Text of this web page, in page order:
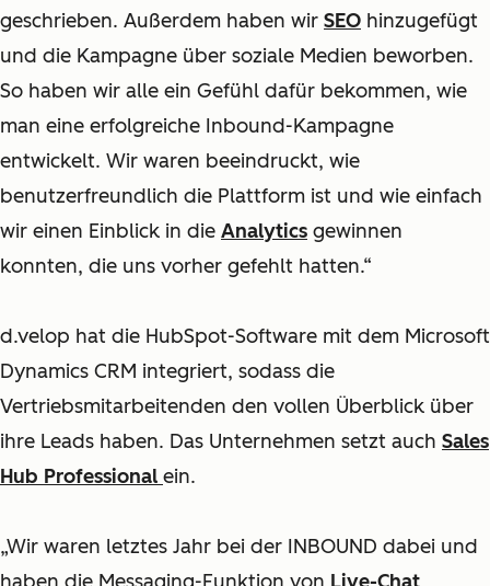
geschrieben. Außerdem haben wir SEO hinzugefügt
und die Kampagne über soziale Medien beworben.
So haben wir alle ein Gefühl dafür bekommen, wie
man eine erfolgreiche Inbound-Kampagne
entwickelt. Wir waren beeindruckt, wie
benutzerfreundlich die Plattform ist und wie einfach
wir einen Einblick in die Analytics gewinnen
konnten, die uns vorher gefehlt hatten.“
d.velop hat die HubSpot-Software mit dem Microsoft
Dynamics CRM integriert, sodass die
Vertriebsmitarbeitenden den vollen Überblick über
ihre Leads haben. Das Unternehmen setzt auch Sales
Hub Professional ein.
„Wir waren letztes Jahr bei der INBOUND dabei und